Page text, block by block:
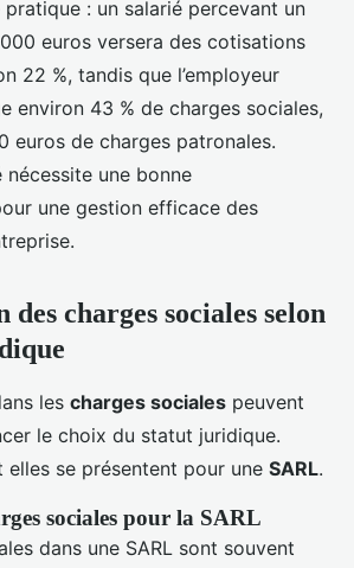
: un salarié percevant un
euros versera des cotisations
22 %, tandis que l’employeur
environ 43 % de charges sociales,
euros de charges patronales.
une bonne
une gestion efficace des
des charges sociales selon
les charges sociales peuvent
le choix du statut juridique.
elles se présentent pour une SARL.
sociales pour la SARL
dans une SARL sont souvent